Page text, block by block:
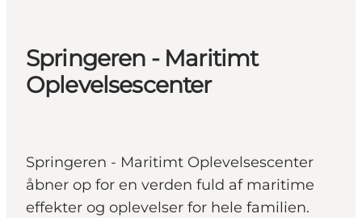
Springeren - Maritimt
Oplevelsescenter
Springeren - Maritimt Oplevelsescenter
åbner op for en verden fuld af maritime
effekter og oplevelser for hele familien.